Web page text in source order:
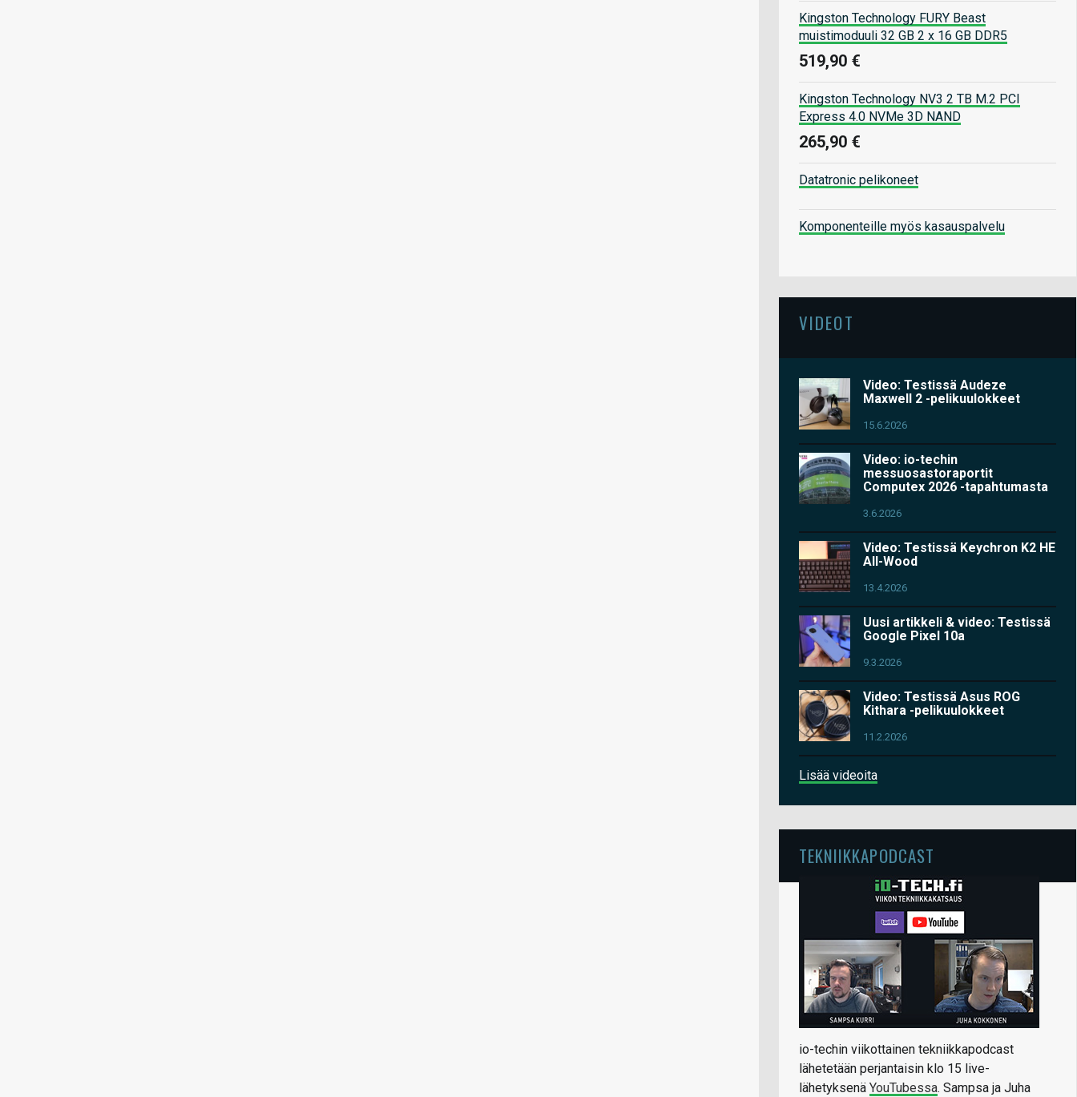
Kingston Technology FURY Beast
muistimoduuli 32 GB 2 x 16 GB DDR5
519,90 €
Kingston Technology NV3 2 TB M.2 PCI
Express 4.0 NVMe 3D NAND
265,90 €
Datatronic pelikoneet
Komponenteille myös kasauspalvelu
VIDEOT
Video: Testissä Audeze
Maxwell 2 -pelikuulokkeet
15.6.2026
Video: io-techin
messuosastoraportit
Computex 2026 -tapahtumasta
3.6.2026
Video: Testissä Keychron K2 HE
All-Wood
13.4.2026
Uusi artikkeli & video: Testissä
Google Pixel 10a
9.3.2026
Video: Testissä Asus ROG
Kithara -pelikuulokkeet
11.2.2026
Lisää videoita
TEKNIIKKAPODCAST
io-techin viikottainen tekniikkapodcast
lähetetään perjantaisin klo 15 live-
lähetyksenä YouTubessa. Sampsa ja Juha